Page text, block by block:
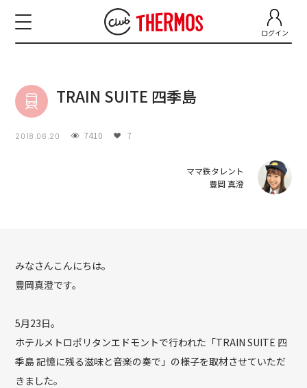
ログイン
TRAIN SUITE 四季島
2018.06.20 7410 7
ママ鉄タレント
豊岡 真澄
みなさんこんにちは。
豊岡真澄です。
5月23日。
ホテルメトロポリタンエドモントで行われた「TRAIN SUITE 四
季島 記憶に残る滋味と音楽の奏で」の様子を取材させていただ
きました。